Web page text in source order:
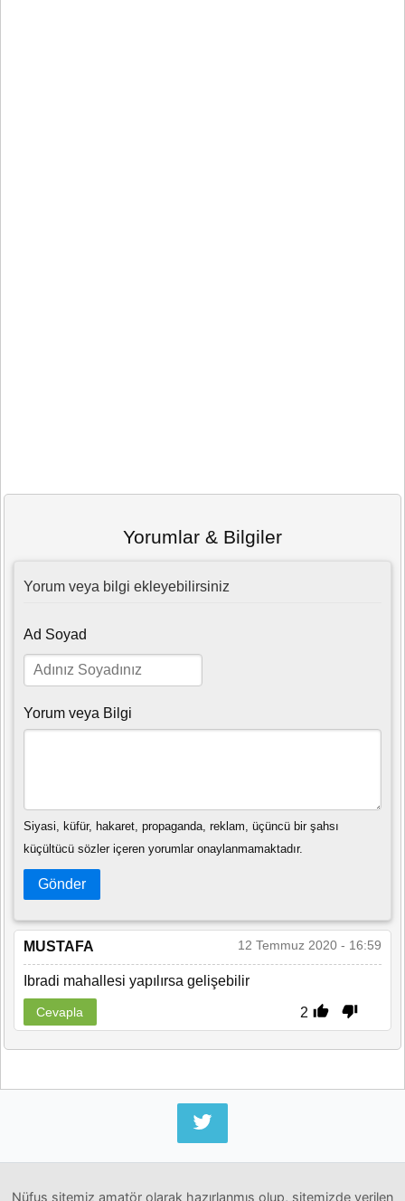
Yorumlar & Bilgiler
Yorum veya bilgi ekleyebilirsiniz
Ad Soyad
Yorum veya Bilgi
Siyasi, küfür, hakaret, propaganda, reklam, üçüncü bir şahsı
küçültücü sözler içeren yorumlar onaylanmamaktadır.
Gönder
MUSTAFA 12 Temmuz 2020 - 16:59
Ibradi mahallesi yapılırsa gelişebilir
2
Cevapla
Nüfus sitemiz amatör olarak hazırlanmış olup, sitemizde verilen